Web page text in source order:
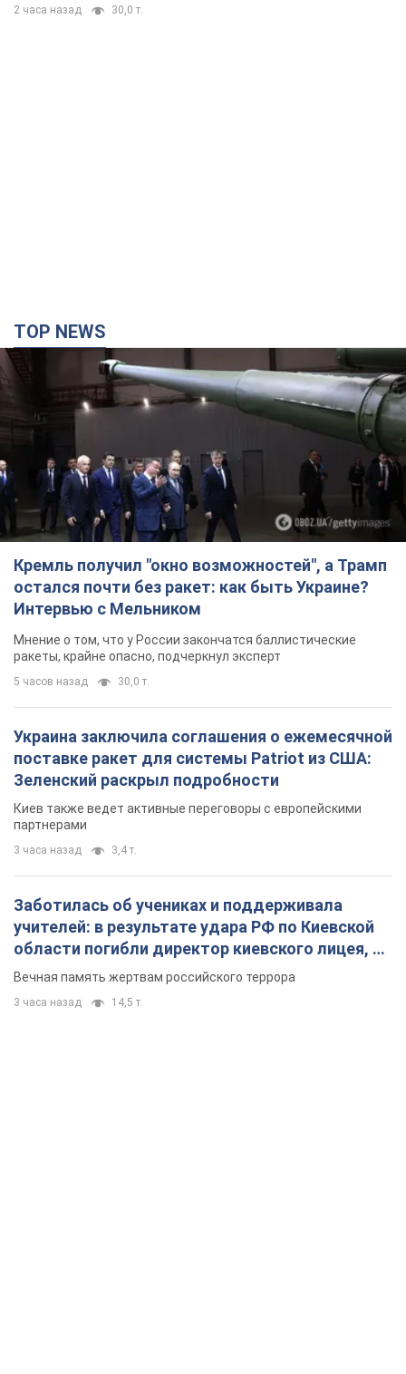
2 часа назад 30,0 т.
TOP NEWS
Кремль получил "окно возможностей", а Трамп
остался почти без ракет: как быть Украине?
Интервью с Мельником
Мнение о том, что у России закончатся баллистические
ракеты, крайне опасно, подчеркнул эксперт
5 часов назад 30,0 т.
Украина заключила соглашения о ежемесячной
поставке ракет для системы Patriot из США:
Зеленский раскрыл подробности
Киев также ведет активные переговоры с европейскими
партнерами
3 часа назад 3,4 т.
Заботилась об учениках и поддерживала
учителей: в результате удара РФ по Киевской
области погибли директор киевского лицея, её
муж и внук
Вечная память жертвам российского террора
3 часа назад 14,5 т.